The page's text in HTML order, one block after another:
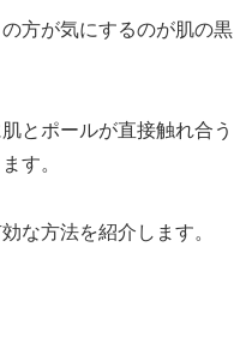
方が気にするのが肌の黒
とポールが直接触れ合う
す。
な方法を紹介します。